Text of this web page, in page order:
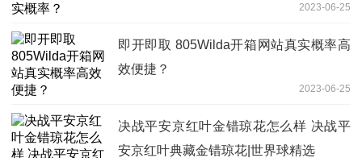
2023-06-25
即开即取 805Wilda开箱网站真实概率高
效便捷？
2023-06-25
决战平安京红叶金错琼花怎么样 决战平
安京红叶典藏金错琼花|世界球精选